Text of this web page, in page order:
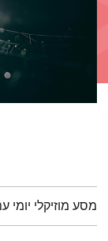
תמצית
מסע מוזיקלי